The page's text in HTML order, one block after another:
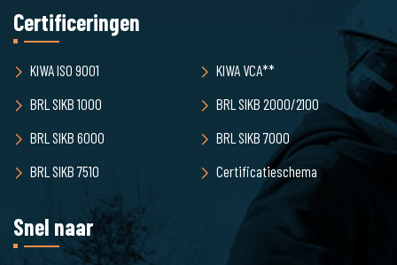
Certificeringen
KIWA ISO 9001
KIWA VCA**
BRL SIKB 1000
BRL SIKB 2000/2100
BRL SIKB 6000
BRL SIKB 7000
BRL SIKB 7510
Certificatieschema
Snel naar